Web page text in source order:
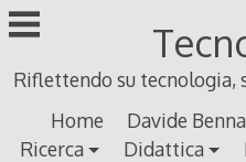
Skip
to
Riflettendo su tecnologia,
Home
Davide
Ricerca
Didattica